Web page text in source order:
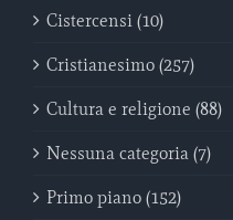
Cistercensi (10)
Cristianesimo (257)
Cultura e religione (88)
Nessuna categoria (7)
Primo piano (152)